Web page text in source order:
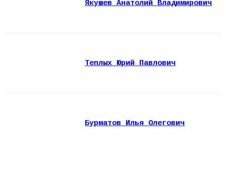
Якушев Анатолий Владимирович
Теплых Юрий Павлович
Бурматов Илья Олегович